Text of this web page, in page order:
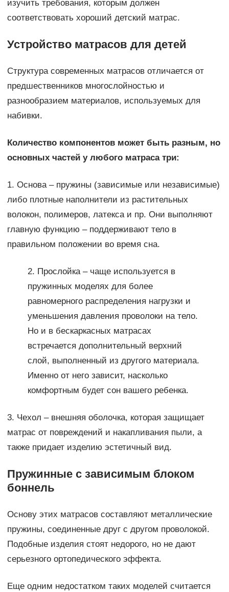
изучить требования, которым должен
соответствовать хороший детский матрас.
Устройство матрасов для детей
Структура современных матрасов отличается от
предшественников многослойностью и
разнообразием материалов, используемых для
набивки.
Количество компонентов может быть разным, но
основных частей у любого матраса три:
1. Основа – пружины (зависимые или независимые)
либо плотные наполнители из растительных
волокон, полимеров, латекса и пр. Они выполняют
главную функцию – поддерживают тело в
правильном положении во время сна.
2. Прослойка – чаще используется в
пружинных моделях для более
равномерного распределения нагрузки и
уменьшения давления проволоки на тело.
Но и в бескаркасных матрасах
встречается дополнительный верхний
слой, выполненный из другого материала.
Именно от него зависит, насколько
комфортным будет сон вашего ребенка.
3. Чехол – внешняя оболочка, которая защищает
матрас от повреждений и накапливания пыли, а
также придает изделию эстетичный вид.
Пружинные с зависимым блоком
боннель
Основу этих матрасов составляют металлические
пружины, соединенные друг с другом проволокой.
Подобные изделия стоят недорого, но не дают
серьезного ортопедического эффекта.
Еще одним недостатком таких моделей считается